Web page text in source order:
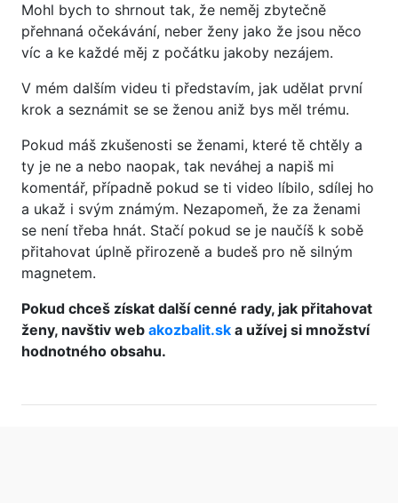
Mohl bych to shrnout tak, že neměj zbytečně
přehnaná očekávání, neber ženy jako že jsou něco
víc a ke každé měj z počátku jakoby nezájem.
V mém dalším videu ti představím, jak udělat první
krok a seznámit se se ženou aniž bys měl trému.
Pokud máš zkušenosti se ženami, které tě chtěly a
ty je ne a nebo naopak, tak neváhej a napiš mi
komentář, případně pokud se ti video líbilo, sdílej ho
a ukaž i svým známým. Nezapomeň, že za ženami
se není třeba hnát. Stačí pokud se je naučíš k sobě
přitahovat úplně přirozeně a budeš pro ně silným
magnetem.
Pokud chceš získat další cenné rady, jak přitahovat
ženy, navštiv web akozbalit.sk a užívej si množství
hodnotného obsahu.